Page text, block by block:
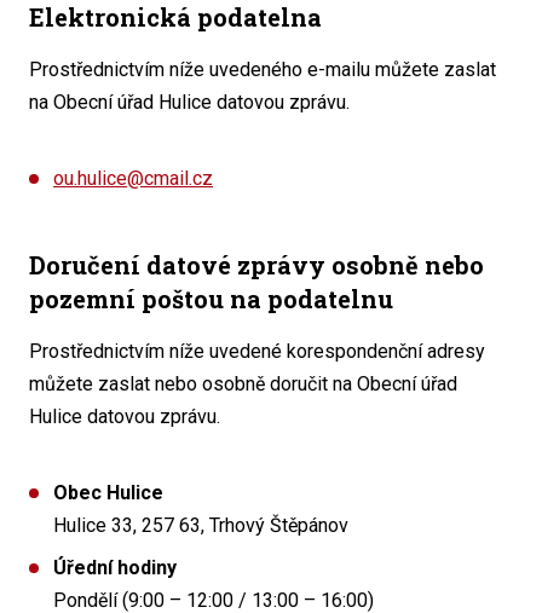
Elektronická podatelna
Prostřednictvím níže uvedeného e-mailu můžete zaslat
na Obecní úřad Hulice datovou zprávu.
ou.hulice@cmail.cz
Doručení datové zprávy osobně nebo
pozemní poštou na podatelnu
Prostřednictvím níže uvedené korespondenční adresy
můžete zaslat nebo osobně doručit na Obecní úřad
Hulice datovou zprávu.
Obec Hulice
Hulice 33, 257 63, Trhový Štěpánov
Úřední hodiny
Pondělí (9:00 – 12:00 / 13:00 – 16:00)